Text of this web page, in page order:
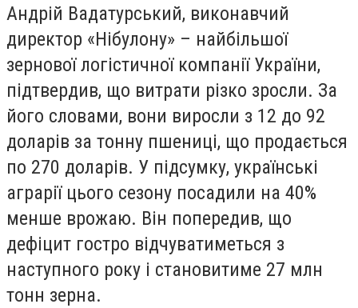
Андрій Вадатурський, виконавчий
директор «Нібулону» – найбільшої
зернової логістичної компанії України,
підтвердив, що витрати різко зросли. За
його словами, вони виросли з 12 до 92
доларів за тонну пшениці, що продається
по 270 доларів. У підсумку, українські
аграрії цього сезону посадили на 40%
менше врожаю. Він попередив, що
дефіцит гостро відчуватиметься з
наступного року і становитиме 27 млн
тонн зерна.